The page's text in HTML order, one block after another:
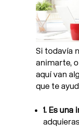
Si todavía
animarte,
aquí van
que te
1. Es una